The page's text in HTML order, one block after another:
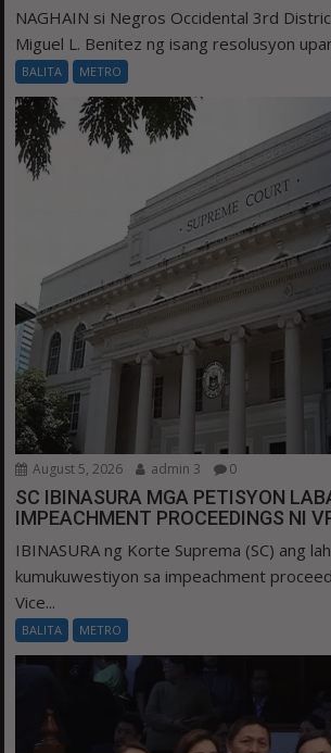
NAGHAIN si Negros Occidental 3rd
Miguel L. Benitez ng isang resolusyon
BALITA METRO
August 5, 2026 admin 3 0
SC IBINASURA MGA PETISYON
IMPEACHMENT PROCEEDINGS NI
IBINASURA ng Korte Suprema (SC) ang
kumukuwestiyon sa impeachment
Vice...
BALITA METRO